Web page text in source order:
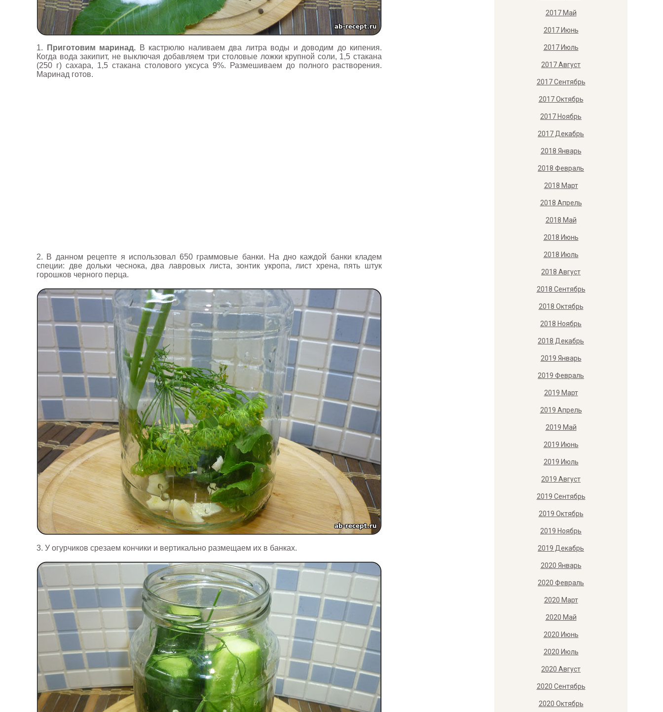
1. Приготовим маринад. В кастрюлю наливаем два литра воды и доводим до кипения.
Когда вода закипит, не выключая добавляем три столовые ложки крупной соли, 1,5 стакана
(250 г) сахара, 1,5 стакана столового уксуса 9%. Размешиваем до полного растворения.
Маринад готов.
2. В данном рецепте я использовал 650 граммовые банки. На дно каждой банки кладем
специи: две дольки чеснока, два лавровых листа, зонтик укропа, лист хрена, пять штук
горошков черного перца.
3. У огурчиков срезаем кончики и вертикально размещаем их в банках.
2017 Май
2017 Июнь
2017 Июль
2017 Август
2017 Сентябрь
2017 Октябрь
2017 Ноябрь
2017 Декабрь
2018 Январь
2018 Февраль
2018 Март
2018 Апрель
2018 Май
2018 Июнь
2018 Июль
2018 Август
2018 Сентябрь
2018 Октябрь
2018 Ноябрь
2018 Декабрь
2019 Январь
2019 Февраль
2019 Март
2019 Апрель
2019 Май
2019 Июнь
2019 Июль
2019 Август
2019 Сентябрь
2019 Октябрь
2019 Ноябрь
2019 Декабрь
2020 Январь
2020 Февраль
2020 Март
2020 Май
2020 Июнь
2020 Июль
2020 Август
2020 Сентябрь
2020 Октябрь